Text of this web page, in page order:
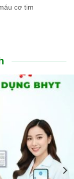
cơ tim